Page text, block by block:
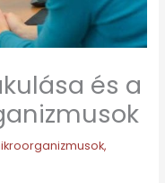
és a
,